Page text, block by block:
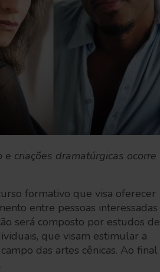
criações dramatúrgicas ocorre
formativo que visa oferecer
entre pessoas interessadas
será composto por estudos de
que visam estimular a
das artes cênicas. Ao final